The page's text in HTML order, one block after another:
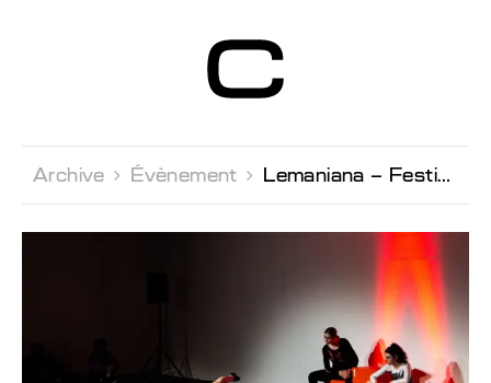
Contemporain
Genève
Archive  Évènement  Lemaniana – Festival de performances à l'Arsenic